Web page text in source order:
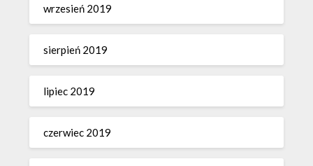
wrzesień 2019
sierpień 2019
lipiec 2019
czerwiec 2019